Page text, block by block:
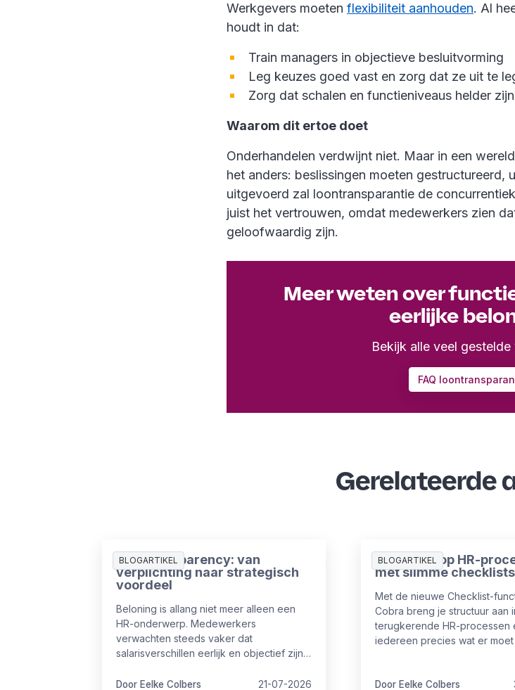
Werkgevers moeten flexibiliteit aanhouden. Al
houdt in dat:
Train managers in objectieve besluitvorming
Leg keuzes goed vast en zorg dat ze uit te
Zorg dat schalen en functieniveaus helder
Waarom dit ertoe doet
Onderhandelen verdwijnt niet. Maar in een
het anders: beslissingen moeten gestructureerd,
uitgevoerd zal loontransparantie de
juist het vertrouwen, omdat medewerkers zien
geloofwaardig zijn.
Meer weten over
eerlijke
Bekijk alle veel gestelde
FAQ
Gerelateerde
BLOGARTIKEL
Pay Transparency: van
verplichting naar strategisch
voordeel
Beloning is allang niet meer alleen een
HR-onderwerp. Medewerkers
verwachten steeds vaker dat
salarisverschillen eerlijk en objectief zijn.
tijdens sollicitaties en ook vanuit wet- en
Door Eelke Colbers 21-07-2026
BLOGARTIKEL
Meer grip op HR-
met slimme checklists
Met de nieuwe Checklist-
Cobra breng je structuur aan
terugkerende HR-processen
iedereen precies wat er
Door Eelke Colbers